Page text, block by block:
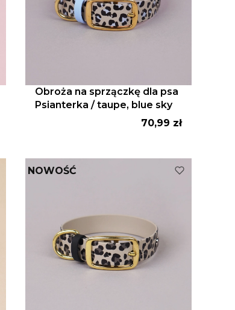
Obroża na sprzączkę dla psa
Psianterka / taupe, blue sky
Cena
70,99 zł
NOWOŚĆ